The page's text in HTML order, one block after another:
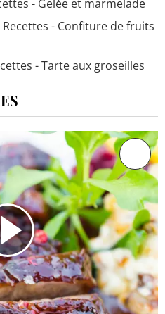
- Gelée et marmelade
Recettes - Confiture de fruits
- Tarte aux groseilles